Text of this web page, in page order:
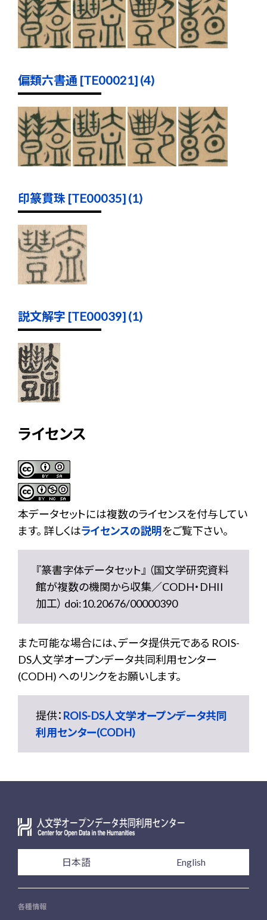
偏類六書通 [TE00021] (4)
印篆貫珠 [TE00035] (1)
説文解字 [TE00039] (1)
ライセンス
本データセットには複数のライセンスを付与してい
ます。 詳しくはライセンスの説明をご覧下さい。
『篆書字体データセット』 （国文学研究資料
館が複数の機関から収集／CODH・DHII
加工） doi:10.20676/00000390
また可能な場合には、データ提供元である ROIS-
DS人文学オープンデータ共同利用センター
(CODH) へのリンクをお願いします。
提供： ROIS-DS人文学オープンデータ共同
利用センター(CODH)
日本語 English
各種情報